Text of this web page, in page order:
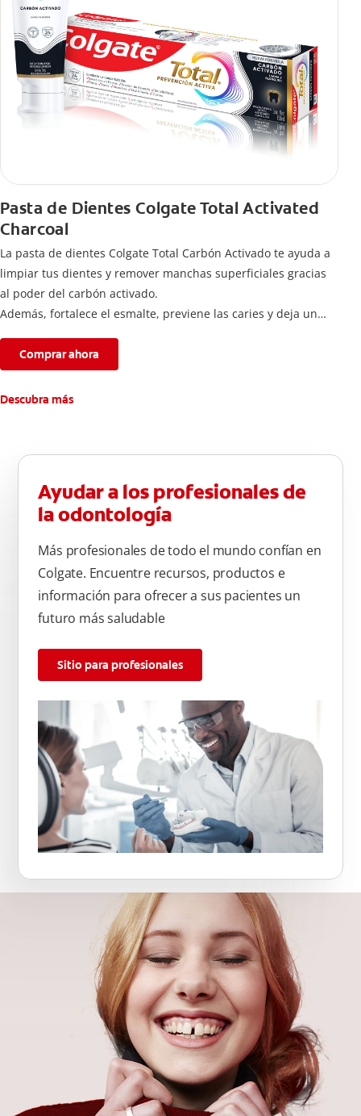
Pasta de Dientes Colgate Total Activated
Charcoal
La pasta de dientes Colgate Total Carbón Activado te ayuda a
limpiar tus dientes y remover manchas superficiales gracias
al poder del carbón activado.
Además, fortalece el esmalte, previene las caries y deja un
Comprar ahora
Descubra más
Ayudar a los profesionales de
la odontología
Más profesionales de todo el mundo confían en
Colgate. Encuentre recursos, productos e
información para ofrecer a sus pacientes un
futuro más saludable
Sitio para profesionales